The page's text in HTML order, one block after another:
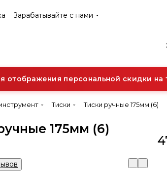
Зарабатывайте с нами
отображения персональной скидки на
Тиски Тиски ручные 175мм (6)
175мм (6)